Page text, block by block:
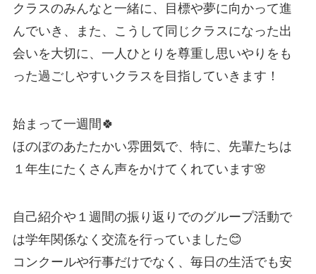
クラスのみんなと一緒に、目標や夢に向かって進
んでいき、また、こうして同じクラスになった出
会いを大切に、一人ひとりを尊重し思いやりをも
った過ごしやすいクラスを目指していきます！
始まって一週間🍀
ほのぼのあたたかい雰囲気で、特に、先輩たちは
１年生にたくさん声をかけてくれています🌸
自己紹介や１週間の振り返りでのグループ活動で
は学年関係なく交流を行っていました😊
コンクールや行事だけでなく、毎日の生活でも安